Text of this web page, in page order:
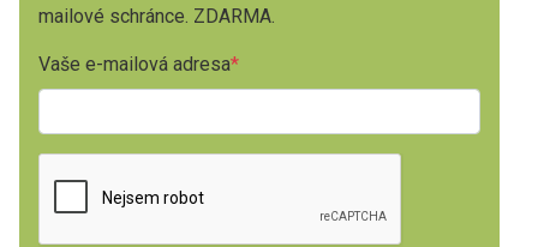
mailové schránce. ZDARMA.
Vaše e-mailová adresa